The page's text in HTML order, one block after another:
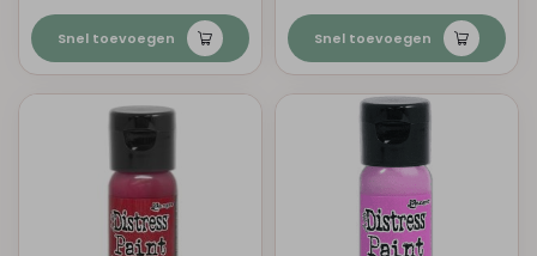
Snel toevoegen Snel toevoegen